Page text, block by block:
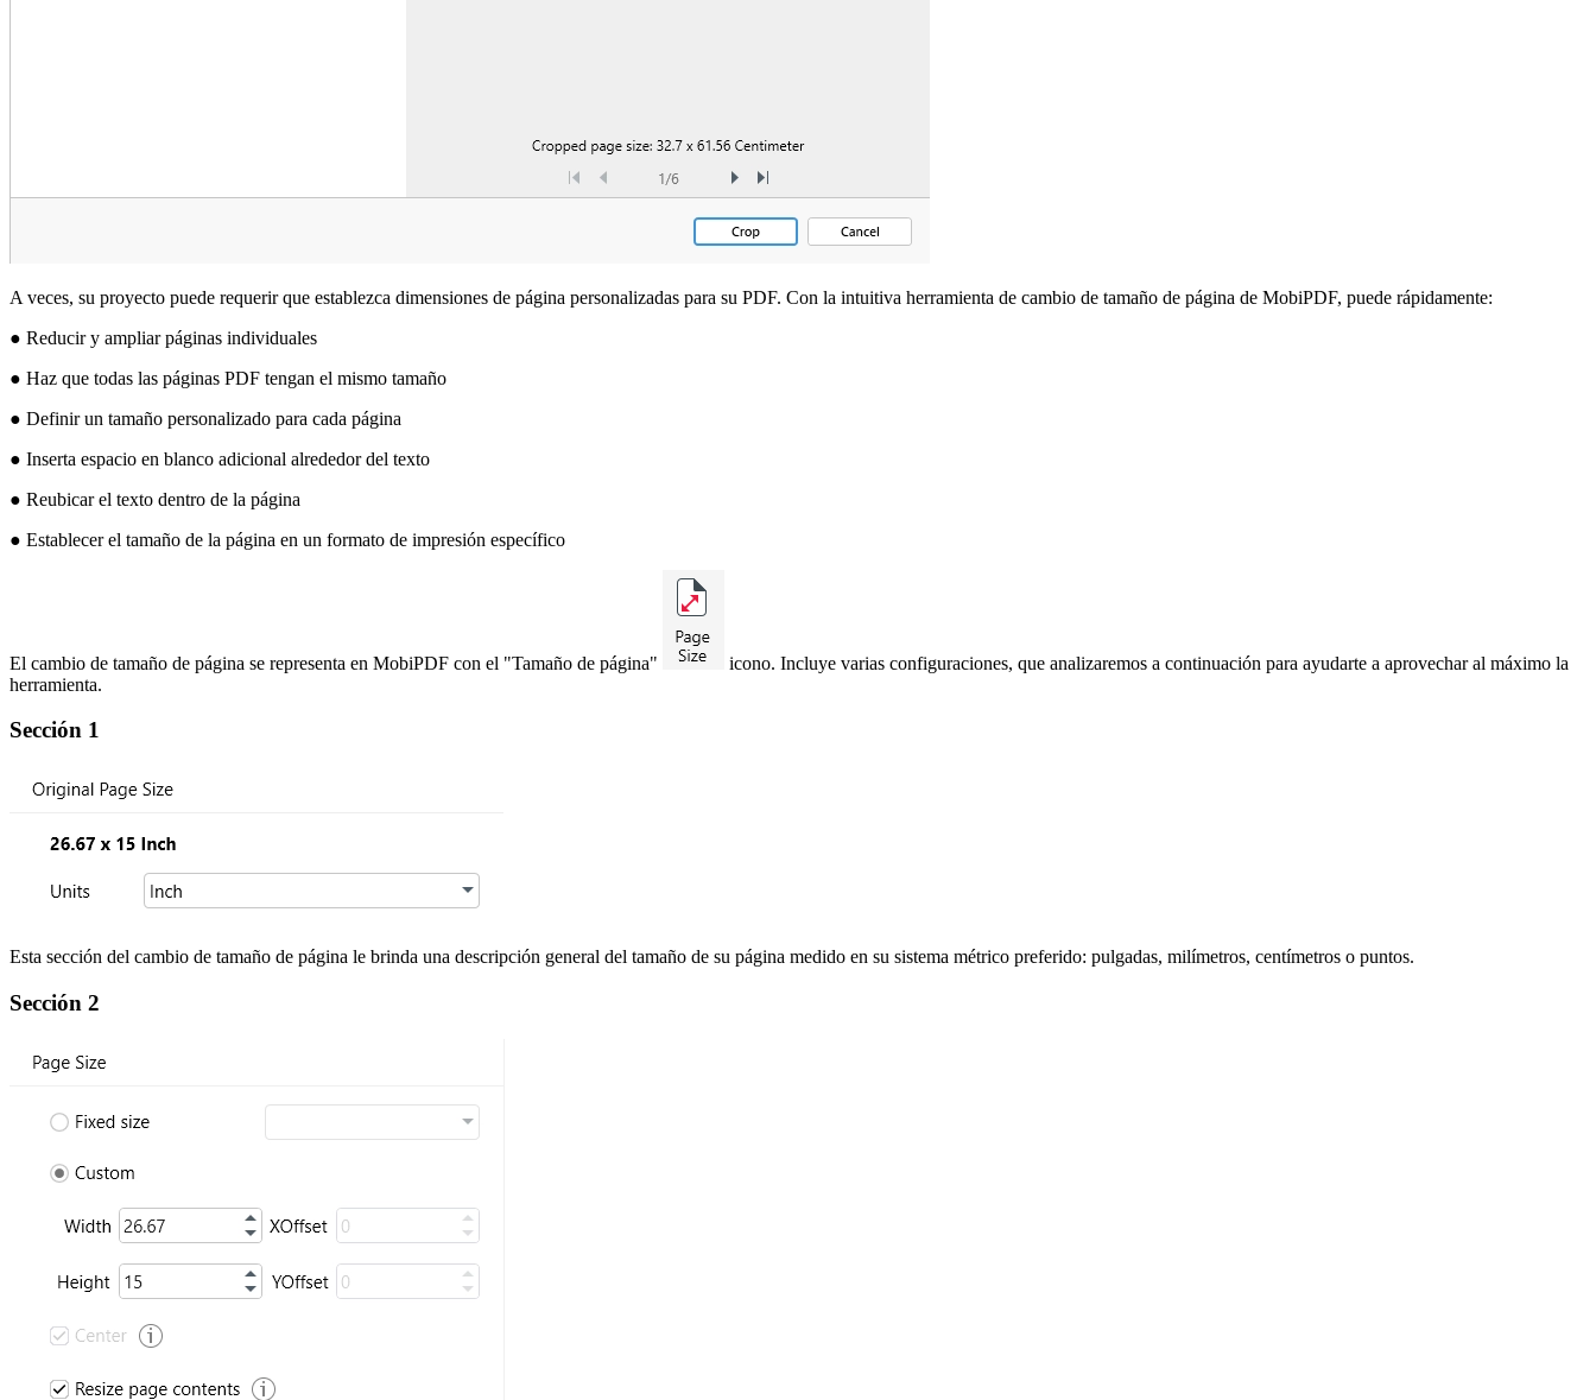
A veces, su proyecto puede requerir que establezca dimensiones de página personalizadas para su PDF. Con la intuitiva herramienta de cambio de tamaño de página de MobiPDF, puede rápidamente:
● Reducir y ampliar páginas individuales
● Haz que todas las páginas PDF tengan el mismo tamaño
● Definir un tamaño personalizado para cada página
● Inserta espacio en blanco adicional alrededor del texto
● Reubicar el texto dentro de la página
● Establecer el tamaño de la página en un formato de impresión específico
El cambio de tamaño de página se representa en MobiPDF con el "Tamaño de página"
icono. Incluye varias configuraciones, que analizaremos a continuación para ayudarte a aprovechar al máximo la
herramienta.
Sección 1
Esta sección del cambio de tamaño de página le brinda una descripción general del tamaño de su página medido en su sistema métrico preferido: pulgadas, milímetros, centímetros o puntos.
Sección 2